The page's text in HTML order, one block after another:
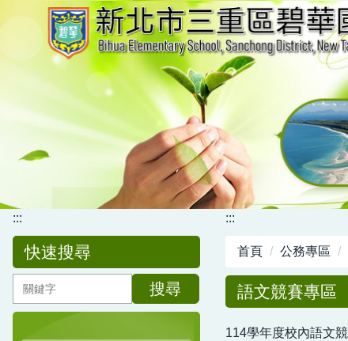
:::
快速搜尋
搜尋
:::
首頁 公務專區
語文競賽專區
114學年度校內語文